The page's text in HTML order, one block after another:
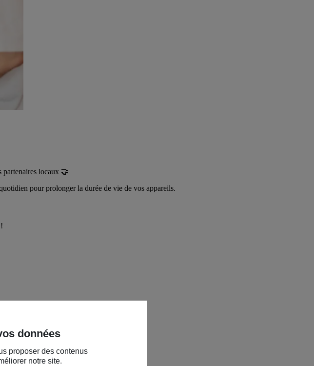
partenaires locaux 🤝
pour prolonger la durée de vie de vos appareils.
données
proposer des contenus
notre site.